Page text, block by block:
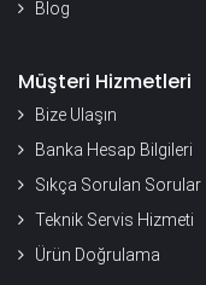
Blog
Müşteri Hizmetleri
Bize Ulaşın
Banka Hesap Bilgileri
Sıkça Sorulan Sorular
Teknik Servis Hizmeti
Ürün Doğrulama